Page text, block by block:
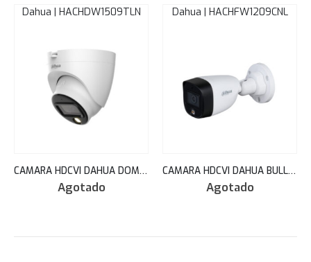
Dahua | HACHDW1509TLN
CAMARA HDCVI DAHUA DOMO 2.8MM FULL COLOR 5MP PLASTICO STARLIGHT 20M MIC/AUDIO HAC-HDW1509TLQN-A-LED
Agotado
Dahua | HACHFW1209CNL
CAMARA HDCVI DAHUA BULLET HD 2MP FULLCOLOR FRENTE METAL STARLIGHT 2.8MM 20MT IP67 HAC-HFW1209CN-LED
Agotado